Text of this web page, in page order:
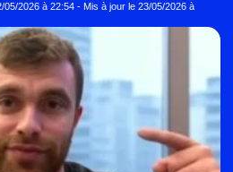
05/2026 à 22:54 - Mis à jour le 23/05/2026 à